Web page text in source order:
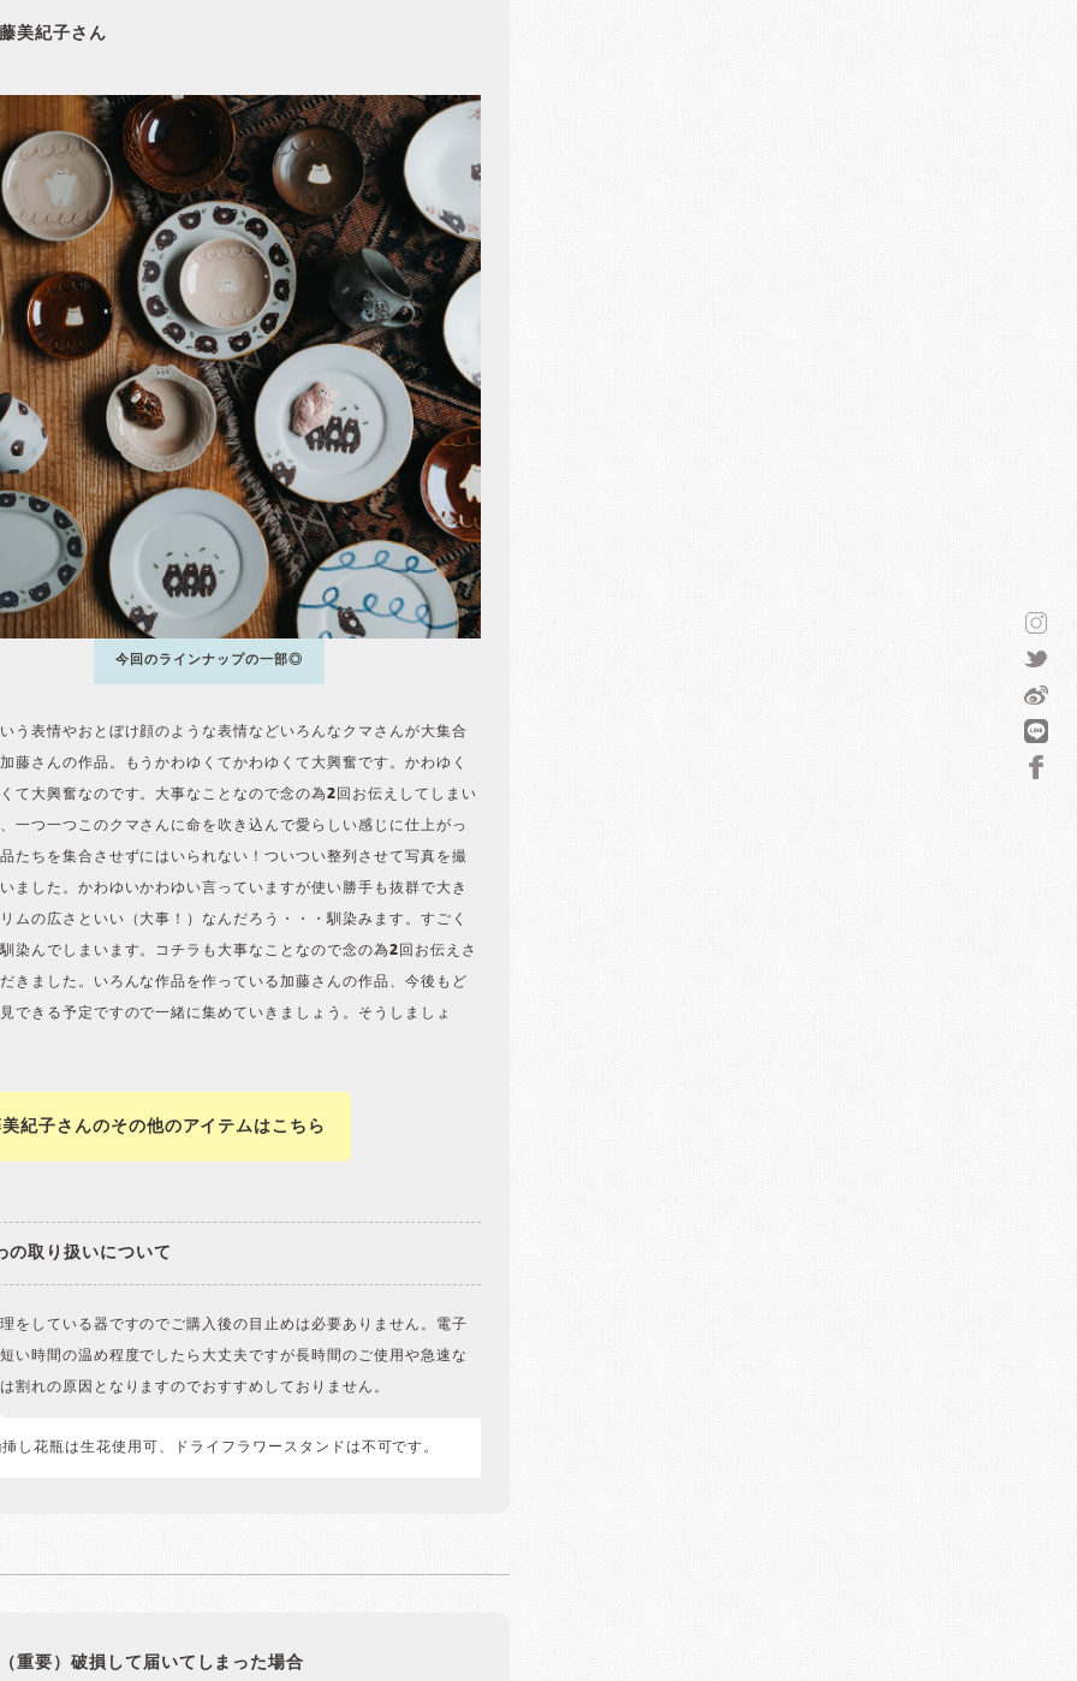
美紀子さん
今回のラインナップの一部◎
う表情やおとぼけ顔のような表情などいろんなクマさんが大集合
藤さんの作品。もうかわゆくてかわゆくて大興奮です。かわゆく
て大興奮なのです。大事なことなので念の為2回お伝えしてしまい
一つ一つこのクマさんに命を吹き込んで愛らしい感じに仕上がっ
たちを集合させずにはいられない！ついつい整列させて写真を撮
ました。かわゆいかわゆい言っていますが使い勝手も抜群で大き
ムの広さといい（大事！）なんだろう・・・馴染みます。すごく
染んでしまいます。コチラも大事なことなので念の為2回お伝えさ
きました。いろんな作品を作っている加藤さんの作品、今後もど
できる予定ですので一緒に集めていきましょう。そうしましょ
紀子さんのその他のアイテムはこちら
の取り扱いについて
をしている器ですのでご購入後の目止めは必要ありません。電子
い時間の温め程度でしたら大丈夫ですが長時間のご使用や急速な
割れの原因となりますのでおすすめしておりません。
し花瓶は生花使用可、ドライフラワースタンドは不可です。
重要）破損して届いてしまった場合